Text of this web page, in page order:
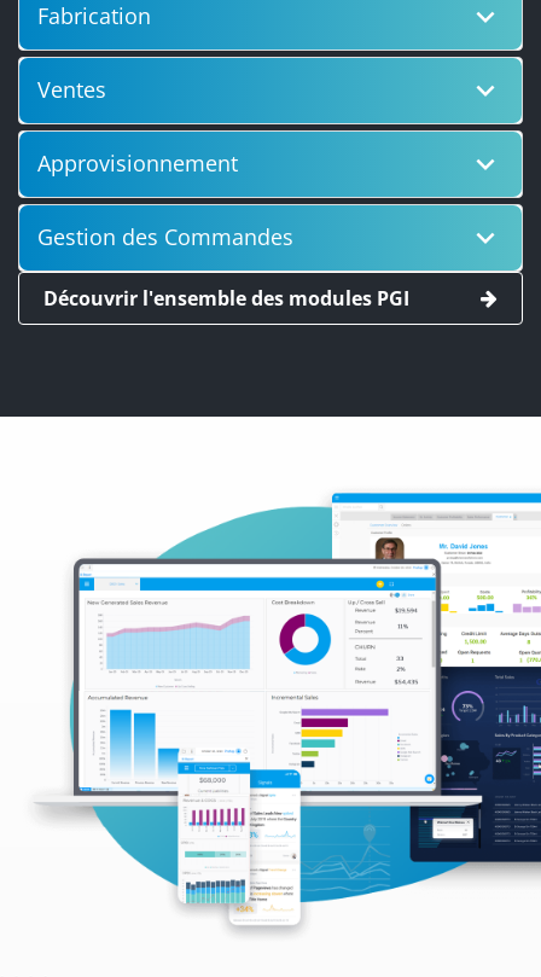
Fabrication keyboard_arrow_down
Ventes keyboard_arrow_down
Approvisionnement keyboard_arrow_down
Gestion des Commandes keyboard_arrow_down
Découvrir l'ensemble des modules PGI